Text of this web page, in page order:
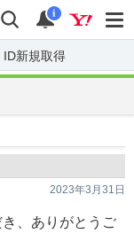
検索 通知
i
ID新規取得
2023年3月31日
、ありがとうご